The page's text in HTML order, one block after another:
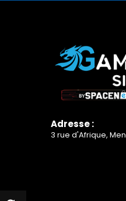
Adresse :
3 rue d'Afrique,